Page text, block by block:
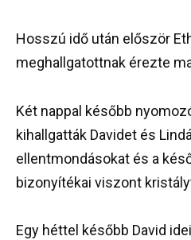
Hosszú idő után először
meghallgatottnak érezte
Két nappal később
kihallgatták Davidet és
ellentmondásokat és a
bizonyítékai viszont
Egy héttel később David